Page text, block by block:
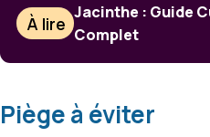
À lire
Jacinthe : Guide
Complet
Piège à éviter